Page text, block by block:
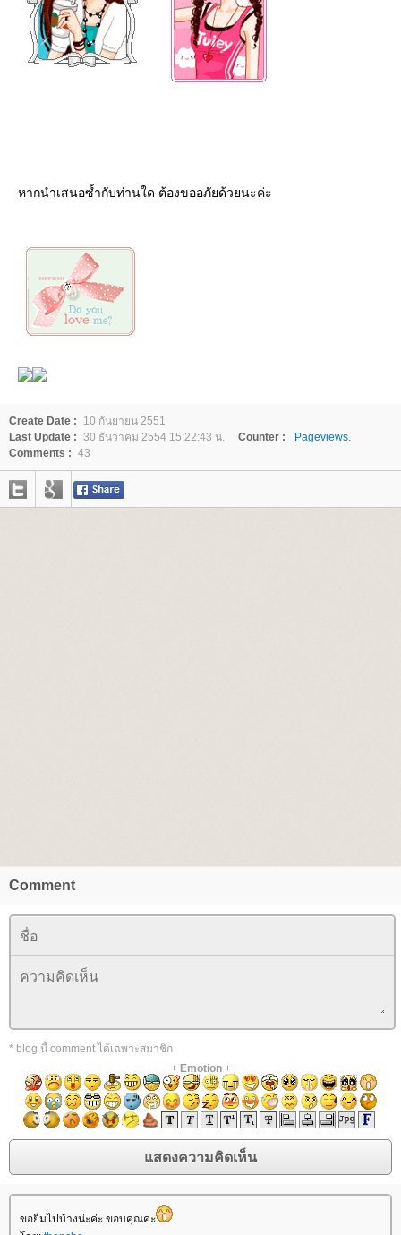
หากนำเสนอซ้ำกับท่านใด ต้องขออภัยด้วยนะค่ะ
Create Date :
10 กันยายน 2551
Last Update : 30 ธันวาคม 2554 15:22:43 น. Counter :
Pageviews.
Comments : 43
Comment
* blog นี้ comment ได้เฉพาะสมาชิก
+ Emotion+
ขอยืมไปบ้างน่ะค่ะ ขอบคุณค่ะ